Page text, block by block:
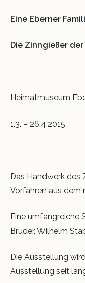
Eine Eberner
Die Zinngießer
Heimatmuseum
1.3. – 26.4.2015
Das Handwerk des
Vorfahren aus dem
Eine umfangreiche
Brüder, Wilhelm
Die Ausstellung
Ausstellung seit